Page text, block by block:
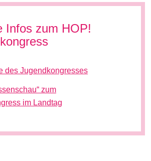
Infos zum HOP!
des Jugendkongresses
zum
im Landtag